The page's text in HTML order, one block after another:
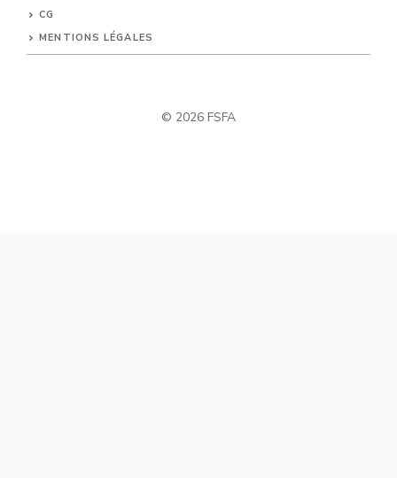
CG
MENTIONS LÉGALES
© 2026 FSFA